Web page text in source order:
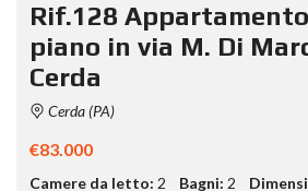
Rif.128 Appartamento
piano in via M. Di
Cerda
Cerda (PA)
€83.000
Camere da letto: 2 Bagni: 2